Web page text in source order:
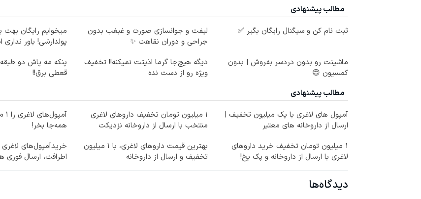
مطالب پیشنهادی
ثبت نام کن و سیگنال رایگان بگیر ✅
لیفت و جوانسازی صورت و غبغب بدون
جراحی و دوران نقاهت ✨
میخوایم رایگان
پولدارشی! باور
ماشینت رو بدون دردسر بفروش | بدون
کمسیون 😍
دیگه هیچ‌جا گرما اذیتت نمیکنه!! تخفیف
ویژه رو از دست نده
پنکه مه پاش دو
قعطی برق!!
مطالب پیشنهادی
آمپول های لاغری با یک میلیون تخفیف |
ارسال از داروخانه های معتبر
۱ میلیون تومان تخفیف داروهای لاغری
منتخب با ارسال از داروخانه نزدیکت
همه‌جا بخر!
1 میلیون تومان تخفیف خرید داروهای
لاغری با ارسال از داروخانه و پک یخ!
بهترین قیمت داروهای لاغری، با ۱ میلیون
تخفیف و ارسال از داروخانه‌
خریدآمپول‌های لاغری
اطرافت، ارسال فوری
دیدگاه‌ها